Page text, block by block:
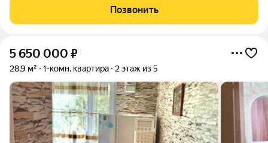
кв. м., кухня 5.4 кв. м. + небольшая кладовая в прихожей.
Санузел
Позвонить
5 650 000 ₽
28,9 м² 1-комн. квартира 2 этаж из 5